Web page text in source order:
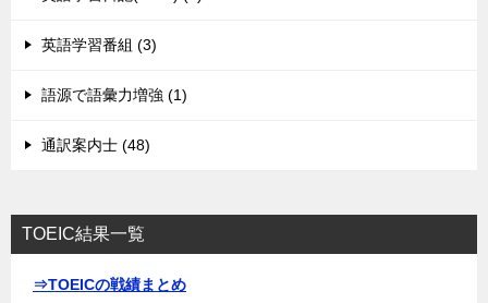
英語学習番組 (3)
語源で語彙力増強 (1)
通訳案内士 (48)
TOEIC結果一覧
⇒TOEICの戦績まとめ